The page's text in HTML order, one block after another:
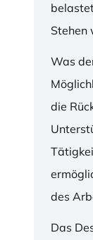
Stehen
Was
die
des
Das